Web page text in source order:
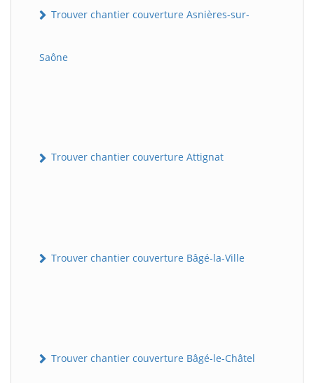
Trouver chantier couverture Asnières-sur-
Saône
Trouver chantier couverture Attignat
Trouver chantier couverture Bâgé-la-Ville
Trouver chantier couverture Bâgé-le-Châtel